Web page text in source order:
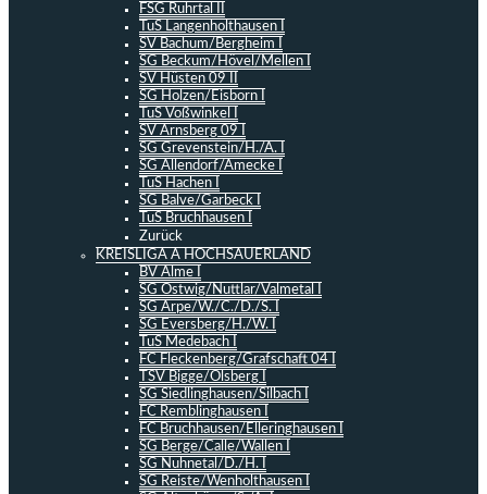
FSG Ruhrtal II
TuS Langenholthausen I
SV Bachum/Bergheim I
SG Beckum/Hövel/Mellen I
SV Hüsten 09 II
SG Holzen/Eisborn I
TuS Voßwinkel I
SV Arnsberg 09 I
SG Grevenstein/H./A. I
SG Allendorf/Amecke I
TuS Hachen I
SG Balve/Garbeck I
TuS Bruchhausen I
Zurück
KREISLIGA A HOCHSAUERLAND
BV Alme I
SG Ostwig/Nuttlar/Valmetal I
SG Arpe/W./C./D./S. I
SG Eversberg/H./W. I
TuS Medebach I
FC Fleckenberg/Grafschaft 04 I
TSV Bigge/Olsberg I
SG Siedlinghausen/Silbach I
FC Remblinghausen I
FC Bruchhausen/Elleringhausen I
SG Berge/Calle/Wallen I
SG Nuhnetal/D./H. I
SG Reiste/Wenholthausen I